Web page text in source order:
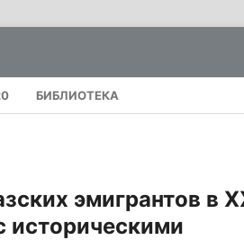
БИБЛИОТЕКА
эмигрантов в
историческими